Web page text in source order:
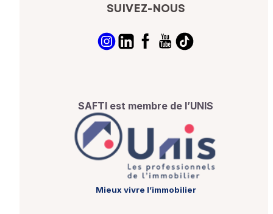
SUIVEZ-NOUS
SAFTI est membre de l’UNIS
Mieux vivre l’immobilier